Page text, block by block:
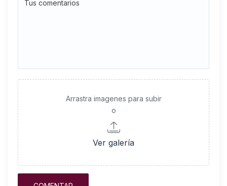
Arrastra imagenes para subir
o
Ver galería